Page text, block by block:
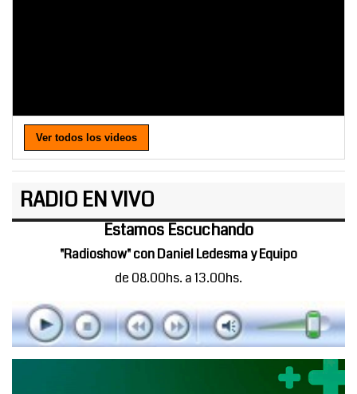
Ver todos los videos
RADIO EN VIVO
Estamos Escuchando
"Radioshow" con Daniel Ledesma y Equipo
de 08.00hs. a 13.00hs.